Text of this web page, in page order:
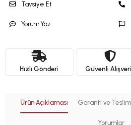
Tavsiye Et
Yorum Yaz
Hızlı Gönderi Güvenli
Ürün Açıklaması Garanti ve
Yorumlar